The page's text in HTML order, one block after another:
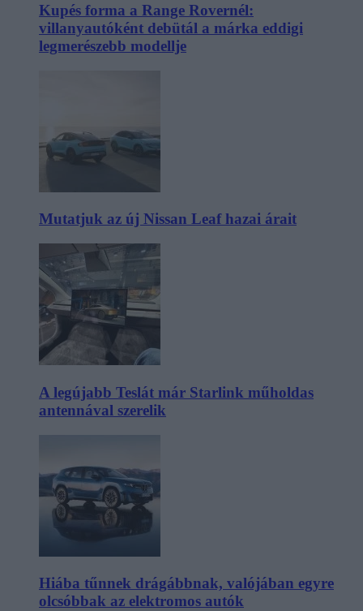
Kupés forma a Range Rovernél:
villanyautóként debütál a márka eddigi
legmerészebb modellje
Mutatjuk az új Nissan Leaf hazai árait
A legújabb Teslát már Starlink műholdas
antennával szerelik
Hiába tűnnek drágábbnak, valójában egyre
olcsóbbak az elektromos autók